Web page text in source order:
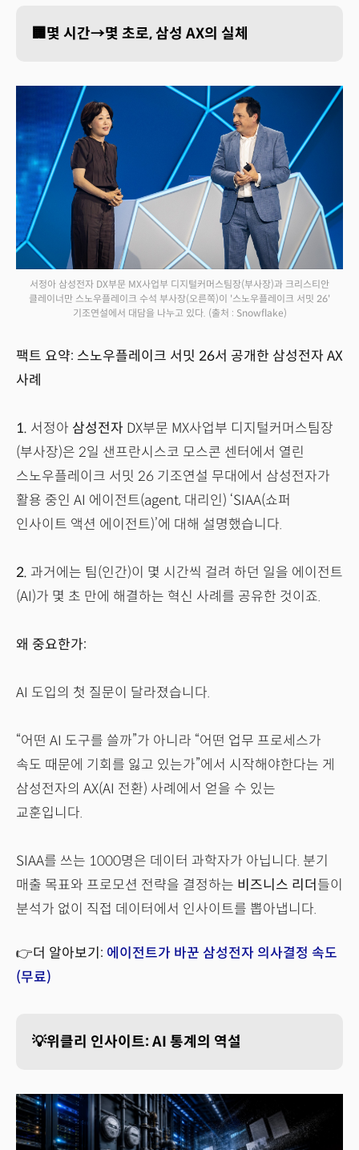
🏢몇 시간→몇 초로, 삼성 AX의 실체
서정아 삼성전자 DX부문 MX사업부 디지털커머스팀장(부사장)과 크리스티안
클레이너만 스노우플레이크 수석 부사장(오른쪽)이 '스노우플레이크 서밋 26'
기조연설에서 대담을 나누고 있다. (출처 : Snowflake)
팩트 요약: 스노우플레이크 서밋 26서 공개한 삼성전자 AX
사례
1. 서정아 삼성전자 DX부문 MX사업부 디지털커머스팀장
(부사장)은 2일 샌프란시스코 모스콘 센터에서 열린
스노우플레이크 서밋 26 기조연설 무대에서 삼성전자가
활용 중인 AI 에이전트(agent, 대리인) ‘SIAA(쇼퍼
인사이트 액션 에이전트)’에 대해 설명했습니다.
2. 과거에는 팀(인간)이 몇 시간씩 걸려 하던 일을 에이전트
(AI)가 몇 초 만에 해결하는 혁신 사례를 공유한 것이죠.
왜 중요한가:
AI 도입의 첫 질문이 달라졌습니다.
“어떤 AI 도구를 쓸까”가 아니라 “어떤 업무 프로세스가
속도 때문에 기회를 잃고 있는가”에서 시작해야한다는 게
삼성전자의 AX(AI 전환) 사례에서 얻을 수 있는
교훈입니다.
SIAA를 쓰는 1000명은 데이터 과학자가 아닙니다. 분기
매출 목표와 프로모션 전략을 결정하는 비즈니스 리더 들이
분석가 없이 직접 데이터에서 인사이트를 뽑아냅니다.
👉더 알아보기: 에이전트가 바꾼 삼성전자 의사결정 속도
(무료)
💡위클리 인사이트: AI 통계의 역설